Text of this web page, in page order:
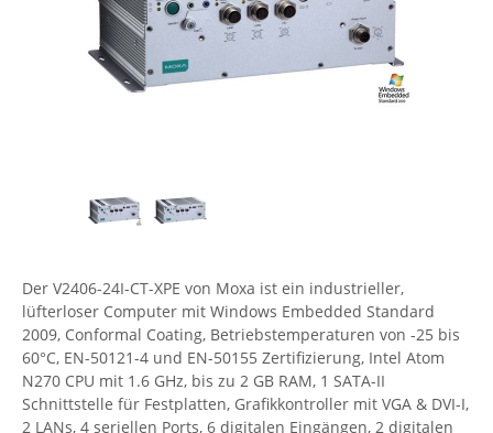
Energiemessung
Energieverteilung
IP, WLAN & GSM Sensorik
IoT - Internet of Things
IPC, Industrielle Netzwerktechnik & WLAN
IT Netzwerktechnik / Kommunikation
Comet System
CompleTech
Contemporary Controls
Gefen
Gude
Guntermann & Drunck
High Sec Labs
Der V2406-24I-CT-XPE von Moxa ist ein industrieller,
lüfterloser Computer mit Windows Embedded Standard
2009, Conformal Coating, Betriebstemperaturen von -25 bis
60°C, EN-50121-4 und EN-50155 Zertifizierung, Intel Atom
N270 CPU mit 1.6 GHz, bis zu 2 GB RAM, 1 SATA-II
Schnittstelle für Festplatten, Grafikkontroller mit VGA & DVI-I,
2 LANs, 4 seriellen Ports, 6 digitalen Eingängen, 2 digitalen